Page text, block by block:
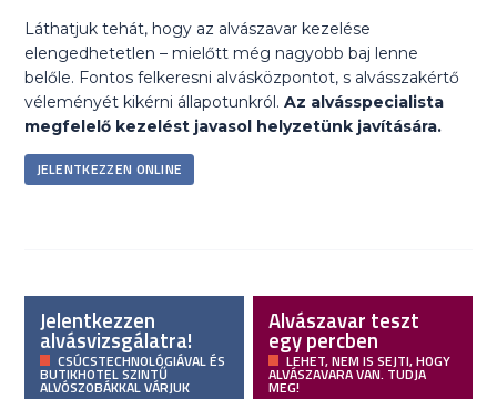
Láthatjuk tehát, hogy az alvászavar kezelése
elengedhetetlen – mielőtt még nagyobb baj lenne
belőle. Fontos felkeresni alvásközpontot, s alvásszakértő
véleményét kikérni állapotunkról.Az alvásspecialista
megfelelő kezelést javasol helyzetünk javítására.
JELENTKEZZEN ONLINE
Jelentkezzen
alvásvizsgálatra!
CSÚCSTECHNOLÓGIÁVAL ÉS
BUTIKHOTEL SZINTŰ
ALVÓSZOBÁKKAL VÁRJUK
Alvászavar teszt
egy percben
LEHET, NEM IS SEJTI, HOGY
ALVÁSZAVARA VAN. TUDJA
MEG!